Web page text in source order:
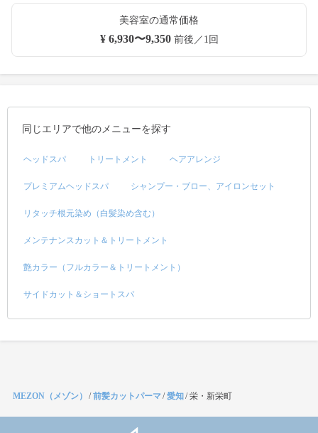
美容室の通常価格
¥ 6,930〜9,350前後／1回
同じエリアで他のメニューを探す
ヘッドスパ トリートメント ヘアアレンジ
プレミアムヘッドスパ シャンプー・ブロー、アイロンセット
リタッチ根元染め（白髪染め含む）
メンテナンスカット＆トリートメント
艶カラー（フルカラー＆トリートメント）
サイドカット＆ショートスパ
MEZON（メゾン） /前髪カットパーマ/愛知/栄・新栄町